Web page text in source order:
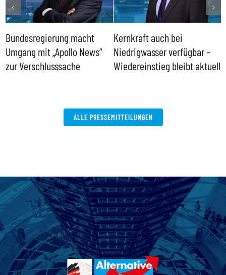
Bundesregierung macht
Umgang mit „Apollo News“
zur Verschlusssache
Kernkraft auch bei
Niedrigwasser verfügbar –
Wiedereinstieg bleibt aktuell
ALLE PRESSEMITTEILUNGEN